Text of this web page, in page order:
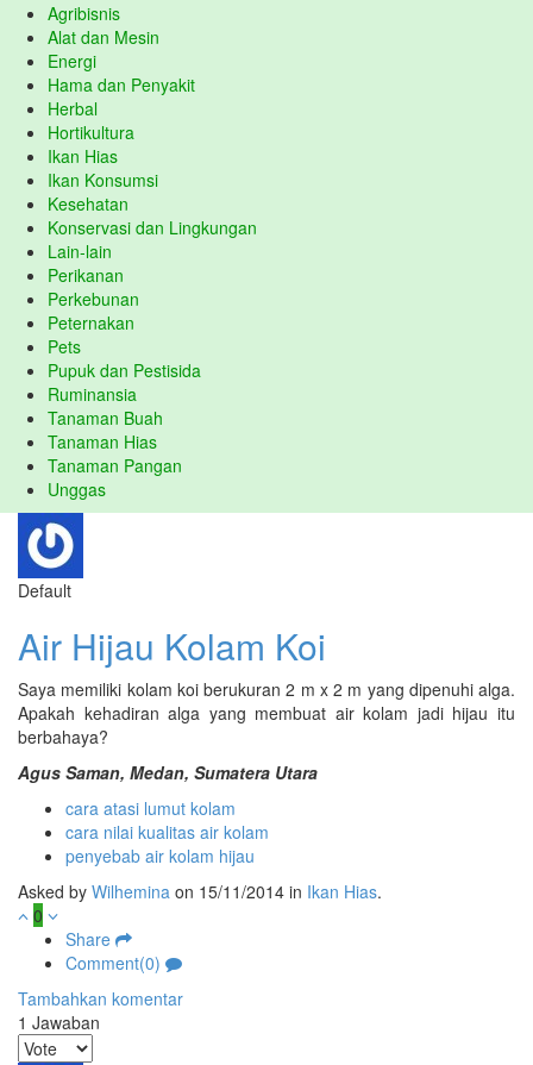
Agribisnis
Alat dan Mesin
Energi
Hama dan Penyakit
Herbal
Hortikultura
Ikan Hias
Ikan Konsumsi
Kesehatan
Konservasi dan Lingkungan
Lain-lain
Perikanan
Perkebunan
Peternakan
Pets
Pupuk dan Pestisida
Ruminansia
Tanaman Buah
Tanaman Hias
Tanaman Pangan
Unggas
Default
Air Hijau Kolam Koi
Saya memiliki kolam koi berukuran 2 m x 2 m yang dipenuhi alga.
Apakah kehadiran alga yang membuat air kolam jadi hijau itu
berbahaya?
Agus Saman, Medan, Sumatera Utara
cara atasi lumut kolam
cara nilai kualitas air kolam
penyebab air kolam hijau
Asked by Wilhemina on 15/11/2014 in Ikan Hias.
0
Share
Comment(0)
Tambahkan komentar
1 Jawaban